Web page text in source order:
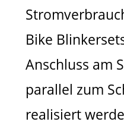
Bike
Anschluss am
parallel zum
realisiert